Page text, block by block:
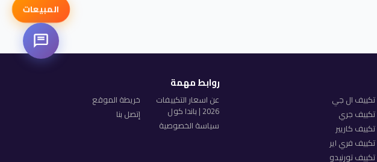
تكييف ال جي
تكييف جري
تكييف كاريير
تكييف فري اير
تكييف تورنيدو
روابط مهمة
عن اسعار التكييفات
2026 | باندا كول
سياسة الخصوصية
خريطة الموقع
إتصل بنا
المبيعات